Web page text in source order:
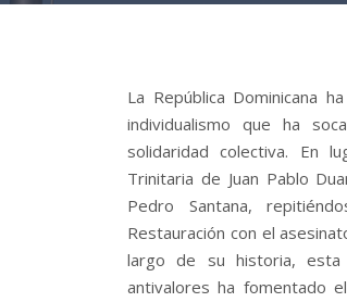
La República Dominicana
individualismo que ha
solidaridad colectiva. En
Trinitaria de Juan Pablo
Pedro Santana,
Restauración con el
largo de su historia, esta
antivalores ha fomentado